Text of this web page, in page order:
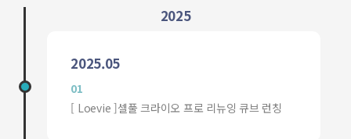
2025
2025.05
01
[ Loevie ]셀풀 크라이오 프로 리뉴잉 큐브 런칭